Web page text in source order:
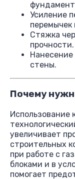
Усиление
перемычек
Стяжка
прочности.
Нанесение
стены.
Почему
Использование
увеличивает
строительных
при работе с
блоками и в
помогает